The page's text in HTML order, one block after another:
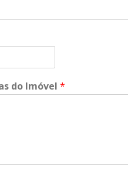
do Imóvel *